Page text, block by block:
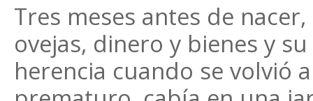
Tres meses antes de
ovejas, dinero y bienes y
herencia cuando se volvió